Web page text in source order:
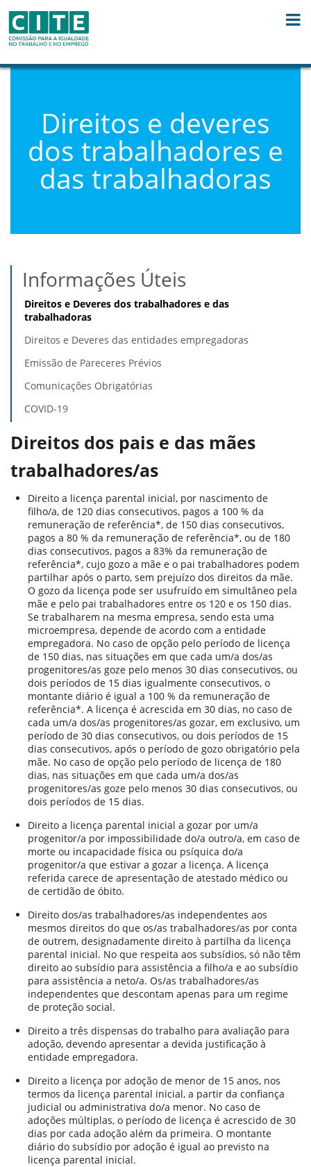
Direitos e deveres
dos trabalhadores e
das trabalhadoras
Informações Úteis
Direitos e Deveres dos trabalhadores e das
trabalhadoras
Direitos e Deveres das entidades empregadoras
Emissão de Pareceres Prévios
Comunicações Obrigatórias
COVID-19
Direitos dos pais e das mães
trabalhadores/as
Direito a licença parental inicial, por nascimento de
filho/a, de 120 dias consecutivos, pagos a 100 % da
remuneração de referência*, de 150 dias consecutivos,
pagos a 80 % da remuneração de referência*, ou de 180
dias consecutivos, pagos a 83% da remuneração de
referência*, cujo gozo a mãe e o pai trabalhadores podem
partilhar após o parto, sem prejuízo dos direitos da mãe.
O gozo da licença pode ser usufruído em simultâneo pela
mãe e pelo pai trabalhadores entre os 120 e os 150 dias.
Se trabalharem na mesma empresa, sendo esta uma
microempresa, depende de acordo com a entidade
empregadora. No caso de opção pelo período de licença
de 150 dias, nas situações em que cada um/a dos/as
progenitores/as goze pelo menos 30 dias consecutivos, ou
dois períodos de 15 dias igualmente consecutivos, o
montante diário é igual a 100 % da remuneração de
referência*. A licença é acrescida em 30 dias, no caso de
cada um/a dos/as progenitores/as gozar, em exclusivo, um
período de 30 dias consecutivos, ou dois períodos de 15
dias consecutivos, após o período de gozo obrigatório pela
mãe. No caso de opção pelo período de licença de 180
dias, nas situações em que cada um/a dos/as
progenitores/as goze pelo menos 30 dias consecutivos, ou
dois períodos de 15 dias.
Direito a licença parental inicial a gozar por um/a
progenitor/a por impossibilidade do/a outro/a, em caso de
morte ou incapacidade física ou psíquica do/a
progenitor/a que estivar a gozar a licença. A licença
referida carece de apresentação de atestado médico ou
de certidão de óbito.
Direito dos/as trabalhadores/as independentes aos
mesmos direitos do que os/as trabalhadores/as por conta
de outrem, designadamente direito à partilha da licença
parental inicial. No que respeita aos subsídios, só não têm
direito ao subsídio para assistência a filho/a e ao subsídio
para assistência a neto/a. Os/as trabalhadores/as
independentes que descontam apenas para um regime
de proteção social.
Direito a três dispensas do trabalho para avaliação para
adoção, devendo apresentar a devida justificação à
entidade empregadora.
Direito a licença por adoção de menor de 15 anos, nos
termos da licença parental inicial, a partir da confiança
judicial ou administrativa do/a menor. No caso de
adoções múltiplas, o período de licença é acrescido de 30
dias por cada adoção além da primeira. O montante
diário do subsídio por adoção é igual ao previsto na
licença parental inicial.